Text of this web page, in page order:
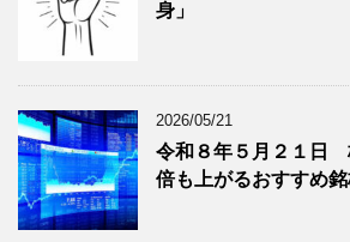
グ
記
事
を
表
示
グ
記
事
を
表
身」
2026/05/21
令和８年５月２１
倍も上がるおすすめ